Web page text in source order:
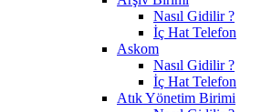
Nasıl Gidilir ?
İç Hat Telefon
Askom
Nasıl Gidilir ?
İç Hat Telefon
Atık Yönetim Birimi